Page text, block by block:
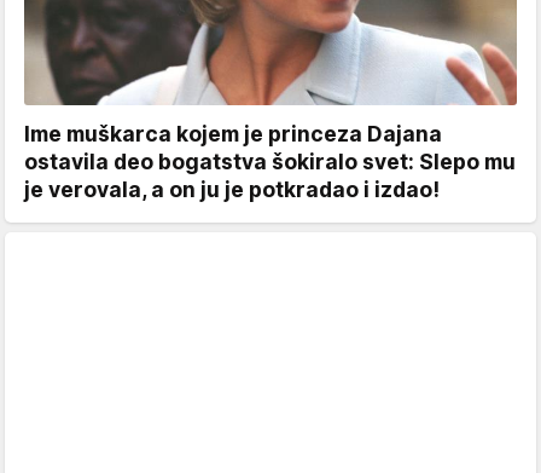
Ime muškarca kojem je princeza Dajana
ostavila deo bogatstva šokiralo svet: Slepo mu
je verovala, a on ju je potkradao i izdao!